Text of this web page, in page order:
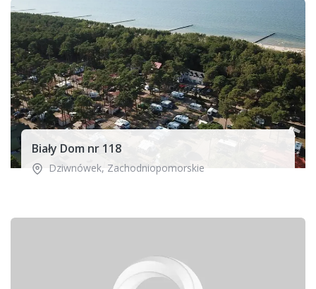
Biały Dom nr 118
Dziwnówek, Zachodniopomorskie